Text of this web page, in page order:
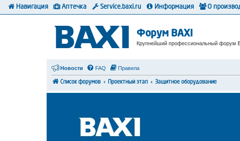
Форум BAXI
Крупнейший профессиональный форум
Новости FAQ Правила
Список форумов Проектный этап Защитное оборудование
Навигация Аптечка Service.baxi.ru Информация О